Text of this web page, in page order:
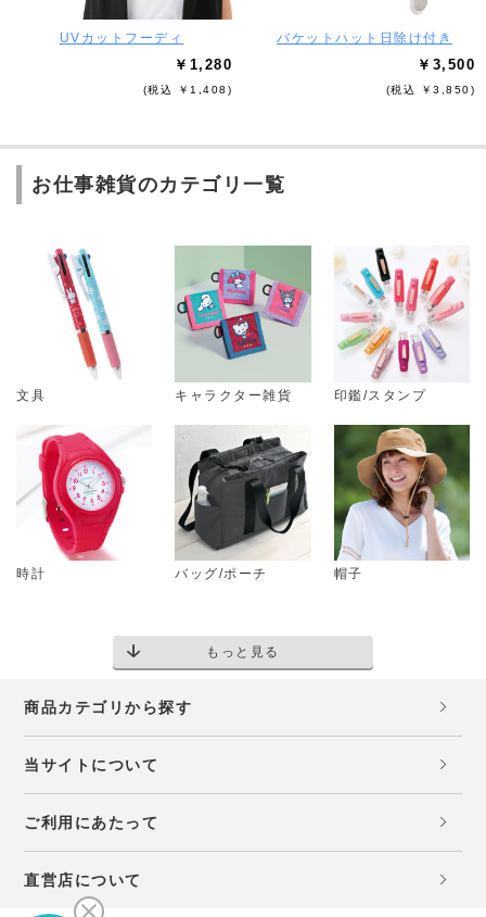
UVカットフーディ
￥1,280
(税込 ￥1,408)
バケットハット日除け付き
￥3,500
(税込 ￥3,850)
お仕事雑貨のカテゴリ一覧
文具 キャラクター雑貨 印鑑/スタンプ
時計 バッグ/ポーチ 帽子
もっと見る
商品カテゴリから探す
当サイトについて
ご利用にあたって
直営店について